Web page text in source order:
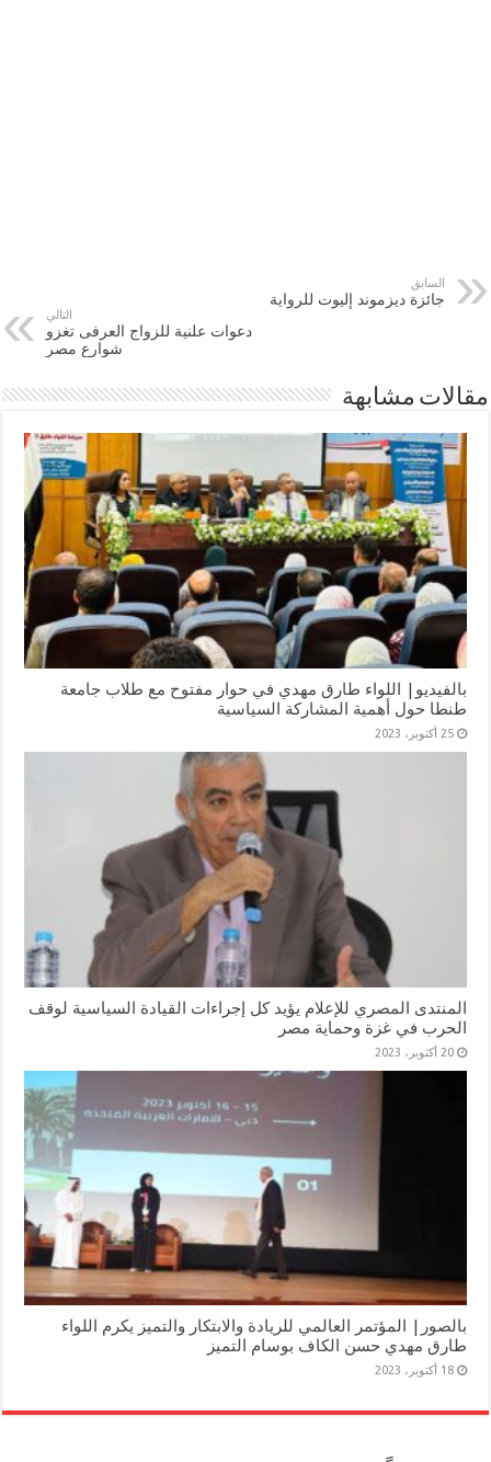
السابق
جائزة ديزموند إليوت للرواية
التالي
دعوات علنية للزواج العرفى تغزو
شوارع مصر
مقالات مشابهة
بالفيديو| اللواء طارق مهدي في حوار مفتوح مع طلاب جامعة
طنطا حول أهمية المشاركة السياسية
25 أكتوبر، 2023
المنتدى المصري للإعلام يؤيد كل إجراءات القيادة السياسية لوقف
الحرب في غزة وحماية مصر
20 أكتوبر، 2023
بالصور| المؤتمر العالمي للريادة والابتكار والتميز يكرم اللواء
طارق مهدي حسن الكاف بوسام التميز
18 أكتوبر، 2023